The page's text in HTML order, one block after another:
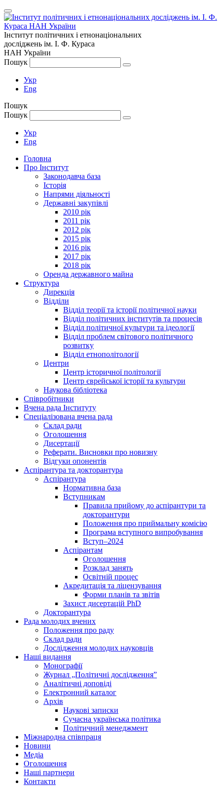
Інститут політичних і етнонаціональних
досліджень ім. І. Ф. Кураса
НАН України
Пошук
Укр
Eng
Пошук
Пошук
Укр
Eng
Головна
Про Інститут
Законодавча база
Історія
Напрями діяльності
Державні закупівлі
2010 рік
2011 рік
2012 рік
2015 рік
2016 рік
2017 рік
2018 рік
Оренда державного майна
Структура
Дирекція
Відділи
Відділ теорії та історії політичної науки
Відділ політичних інститутів та процесів
Відділ політичної культури та ідеології
Відділ проблем світового політичного
розвитку
Відділ етнополітології
Центри
Центр історичної політології
Центр єврейської історії та культури
Наукова бібліотека
Співробітники
Вчена рада Інституту
Спеціалізована вчена рада
Склад ради
Оголошення
Дисертації
Реферати. Висновки про новизну
Відгуки опонентів
Аспірантура та докторантура
Аспірантура
Нормативна база
Вступникам
Правила прийому до аспірантури та
докторантури
Положення про приймальну комісію
Програма вступного випробування
Вступ–2024
Аспірантам
Оголошення
Розклад занять
Освітній процес
Акредитація та ліцензування
Форми планів та звітів
Захист дисертацій PhD
Докторантура
Рада молодих вчених
Положення про раду
Склад ради
Дослідження молодих науковців
Наші видання
Монографії
Журнал „Політичні дослідження”
Аналітичні доповіді
Електронний каталог
Архів
Наукові записки
Сучасна українська політика
Політичний менеджмент
Міжнародна співпраця
Новини
Медіa
Оголошення
Наші партнери
Контакти